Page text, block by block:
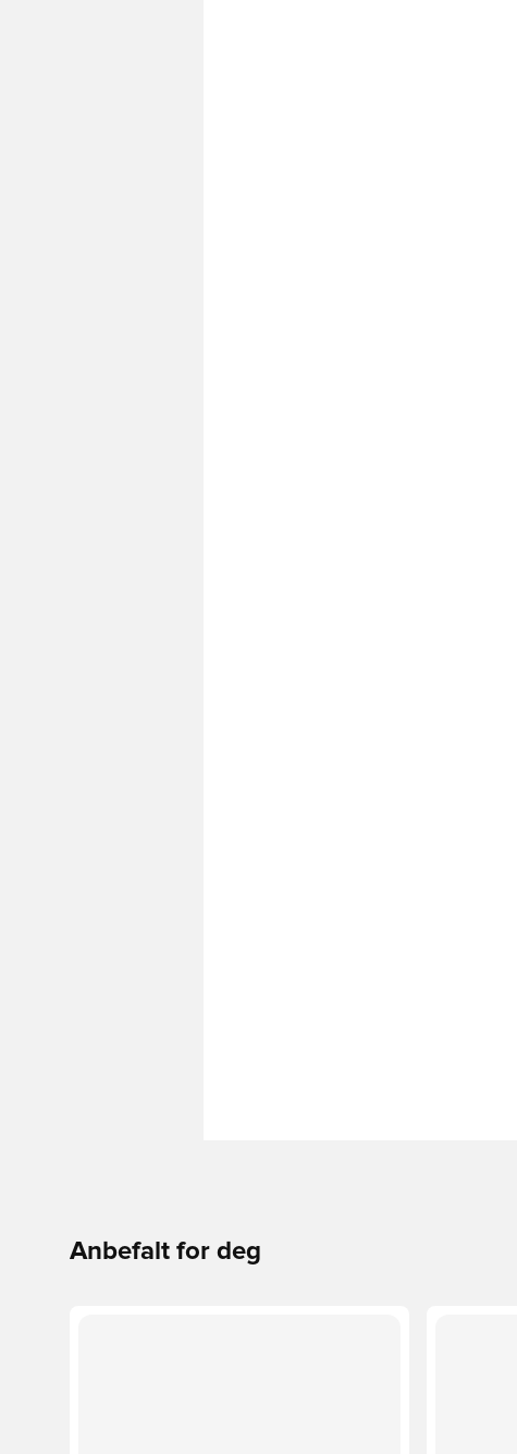
Anbefalt for deg